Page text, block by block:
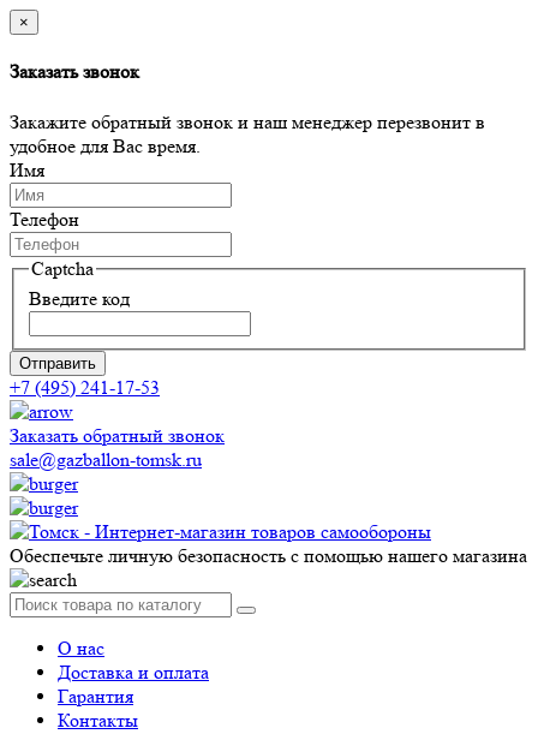
×
Заказать звонок
Закажите обратный звонок и наш менеджер перезвонит в
удобное для Вас время.
Имя
Телефон
Captcha
Введите код
Отправить
+7 (495) 241-17-53
Заказать обратный звонок
sale@gazballon-tomsk.ru
Обеспечьте личную безопасность с помощью нашего магазина
О нас
Доставка и оплата
Гарантия
Контакты